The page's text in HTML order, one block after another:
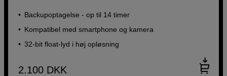
Backupoptagelse - op til 14 timer
Kompatibel med smartphone og kamera
32-bit float-lyd i høj opløsning
2.100 DKK